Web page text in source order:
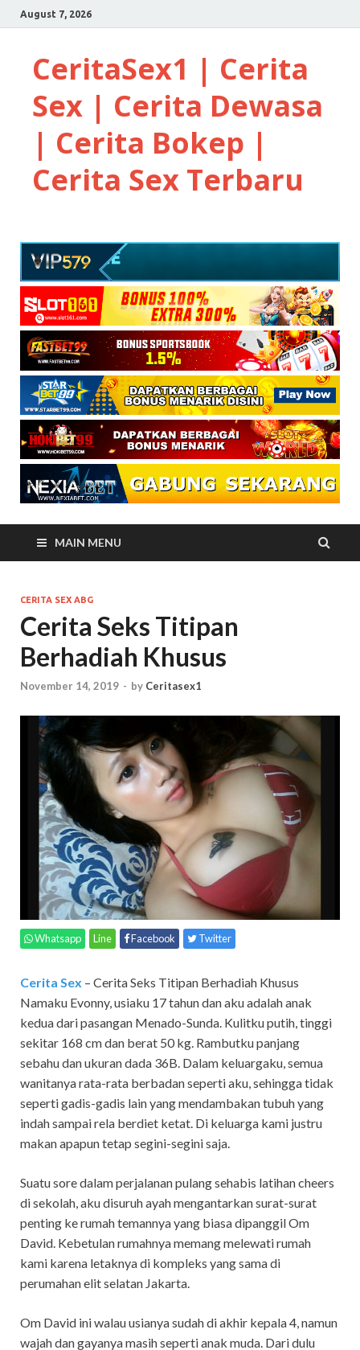
August 7, 2026
CeritaSex1 | Cerita
Sex | Cerita Dewasa
| Cerita Bokep |
Cerita Sex Terbaru
MAIN MENU
CERITA SEX ABG
Cerita Seks Titipan
Berhadiah Khusus
November 14, 2019 - by Ceritasex1
Whatsapp Line Facebook Twitter
Cerita Sex – Cerita Seks Titipan Berhadiah Khusus
Namaku Evonny, usiaku 17 tahun dan aku adalah anak
kedua dari pasangan Menado-Sunda. Kulitku putih, tinggi
sekitar 168 cm dan berat 50 kg. Rambutku panjang
sebahu dan ukuran dada 36B. Dalam keluargaku, semua
wanitanya rata-rata berbadan seperti aku, sehingga tidak
seperti gadis-gadis lain yang mendambakan tubuh yang
indah sampai rela berdiet ketat. Di keluarga kami justru
makan apapun tetap segini-segini saja.
Suatu sore dalam perjalanan pulang sehabis latihan cheers
di sekolah, aku disuruh ayah mengantarkan surat-surat
penting ke rumah temannya yang biasa dipanggil Om
David. Kebetulan rumahnya memang melewati rumah
kami karena letaknya di kompleks yang sama di
perumahan elit selatan Jakarta.
Om David ini walau usianya sudah di akhir kepala 4, namun
wajah dan gayanya masih seperti anak muda. Dari dulu